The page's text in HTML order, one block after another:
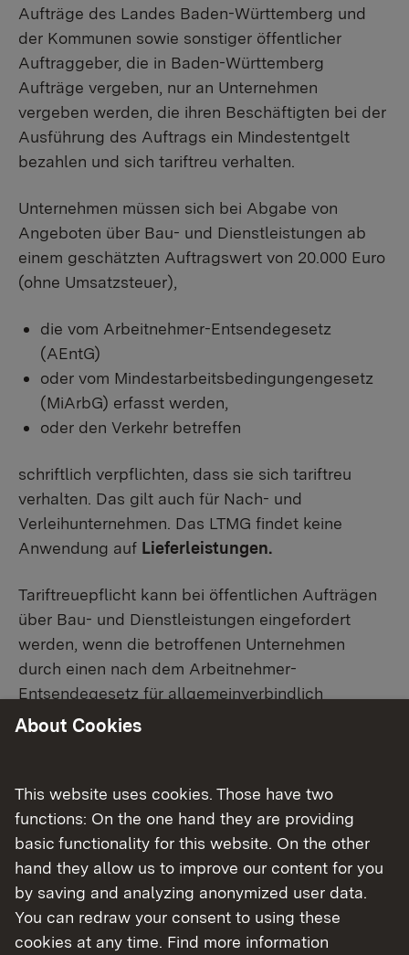
Aufträge des Landes Baden-Württemberg und
der Kommunen sowie sonstiger öffentlicher
Auftraggeber, die in Baden-Württemberg
Aufträge vergeben, nur an Unternehmen
vergeben werden, die ihren Beschäftigten bei der
Ausführung des Auftrags ein Mindestentgelt
bezahlen und sich tariftreu verhalten.
Unternehmen müssen sich bei Abgabe von
Angeboten über Bau- und Dienstleistungen ab
einem geschätzten Auftragswert von 20.000 Euro
(ohne Umsatzsteuer),
die vom Arbeitnehmer-Entsendegesetz
(AEntG)
oder vom Mindestarbeitsbedingungengesetz
(MiArbG) erfasst werden,
oder den Verkehr betreffen
schriftlich verpflichten, dass sie sich tariftreu
verhalten. Das gilt auch für Nach- und
Verleihunternehmen. Das LTMG findet keine
Anwendung auf Lieferleistungen.
Tariftreuepflicht kann bei öffentlichen Aufträgen
über Bau- und Dienstleistungen eingefordert
werden, wenn die betroffenen Unternehmen
durch einen nach dem Arbeitnehmer-
Entsendegesetz für allgemeinverbindlich
erklärten Tarifvertrag gebunden sind.
einer Rechtsverordnung nach § 4 Absatz 3
Mindestarbeitsbedingungengesetz fallen.
Unternehmen, die sich um öffentliche Aufträge
über Verkehrsdienstleistungen bewerben, müssen
ihren Beschäftigen bei der Ausführung der
Leistung mindestens das in einem einschlägigen
About Cookies
This website uses cookies. Those have two
functions: On the one hand they are providing
basic functionality for this website. On the other
hand they allow us to improve our content for you
by saving and analyzing anonymized user data.
You can redraw your consent to using these
cookies at any time. Find more information